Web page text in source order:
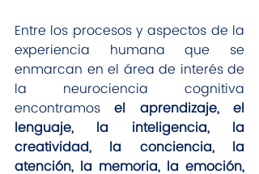
Entre los procesos y aspectos de la
experiencia humana que se
enmarcan en el área de interés de
la neurociencia cognitiva
encontramos el aprendizaje, el
lenguaje, la inteligencia, la
creatividad, la conciencia, la